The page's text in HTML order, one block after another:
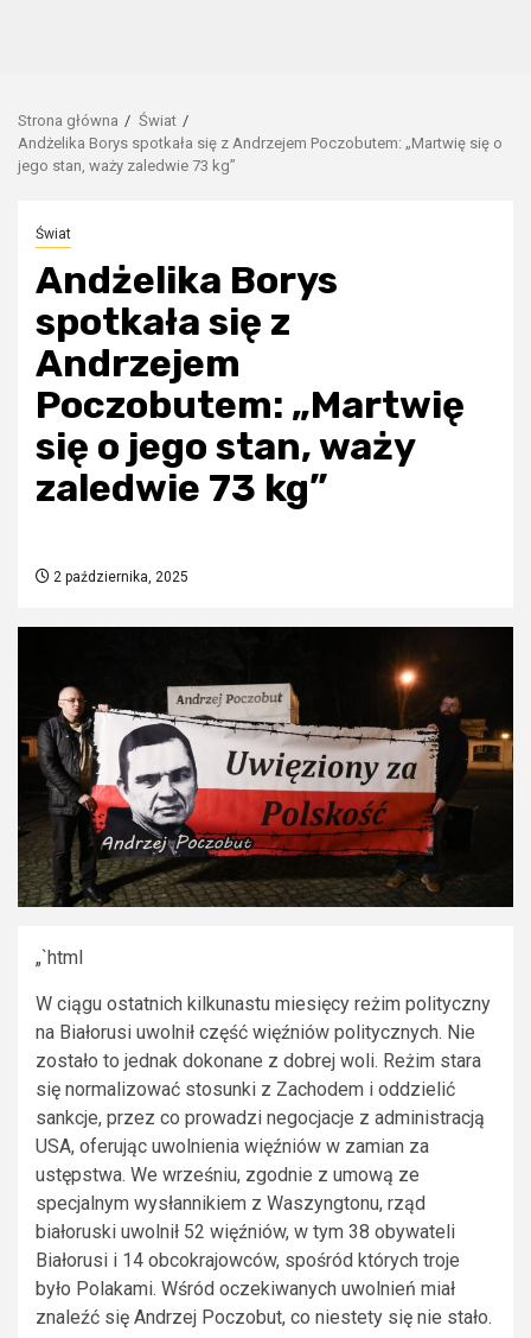
Strona główna
Świat
Andżelika Borys spotkała się z Andrzejem Poczobutem: „Martwię się o
jego stan, waży zaledwie 73 kg”
Świat
Andżelika Borys
spotkała się z
Andrzejem
Poczobutem: „Martwię
się o jego stan, waży
zaledwie 73 kg”
2 października, 2025
„`html
W ciągu ostatnich kilkunastu miesięcy reżim polityczny
na Białorusi uwolnił część więźniów politycznych. Nie
zostało to jednak dokonane z dobrej woli. Reżim stara
się normalizować stosunki z Zachodem i oddzielić
sankcje, przez co prowadzi negocjacje z administracją
USA, oferując uwolnienia więźniów w zamian za
ustępstwa. We wrześniu, zgodnie z umową ze
specjalnym wysłannikiem z Waszyngtonu, rząd
białoruski uwolnił 52 więźniów, w tym 38 obywateli
Białorusi i 14 obcokrajowców, spośród których troje
było Polakami. Wśród oczekiwanych uwolnień miał
znaleźć się Andrzej Poczobut, co niestety się nie stało.